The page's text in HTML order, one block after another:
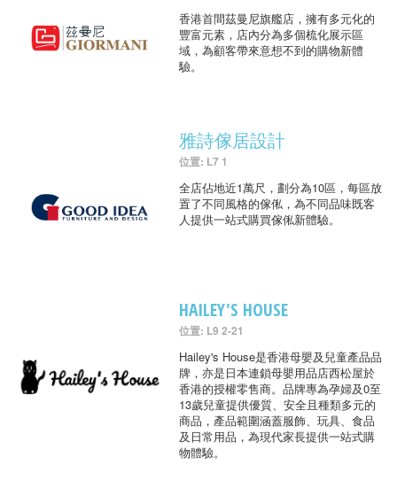
香港首間茲曼尼旗艦店，擁有多元化的
豐富元素，店內分為多個梳化展示區
域，為顧客帶來意想不到的購物新體
驗。
雅詩傢居設計
位置: L7 1
全店佔地近1萬尺，劃分為10區，每區放
置了不同風格的傢俬，為不同品味既客
人提供一站式購買傢俬新體驗。
HAILEY'S HOUSE
位置: L9 2-21
Hailey's House是香港母嬰及兒童產品品
牌，亦是日本連鎖母嬰用品店西松屋於
香港的授權零售商。品牌專為孕婦及0至
13歲兒童提供優質、安全且種類多元的
商品，產品範圍涵蓋服飾、玩具、食品
及日常用品，為現代家長提供一站式購
物體驗。